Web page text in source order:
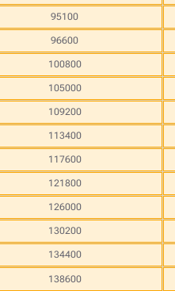
95100
96600
100800
105000
109200
113400
117600
121800
126000
130200
134400
138600